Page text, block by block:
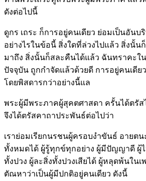
ดังต่อไปนี้
ดูกร เถระ ก็การอยู่คนเดียว ย่อมเป็นอัน
อย่างไรในข้อนี้ สิ่งใดที่ล่วงไปแล้ว สิ่งนั้น
มาถึง สิ่งนั้นก็สละคืนได้แล้ว ฉันทราคะใ
ปัจจุบัน ถูกกำจัดแล้วด้วยดี การอยู่คนเดี
โดยพิสดารกว่าอย่างนี้แล
พระผู้มีพระภาคผู้สุคตศาสดา ครั้นได้ตรั
จึงได้ตรัสคาถาประพันธ์ต่อไปว่า
เราย่อมเรียกนรชนผู้ครอบงำขันธ์ อายต
ทั้งหมดได้ ผู้รู้ทุกข์ทุกอย่าง ผู้มีปัญญาดี ผู้
ทั้งปวง ผู้ละสิ่งทั้งปวงเสียได้ ผู้หลุดพ้นใน
ตัณหาว่าเป็นผู้มีปกติอยู่คนเดียว ดังนี้